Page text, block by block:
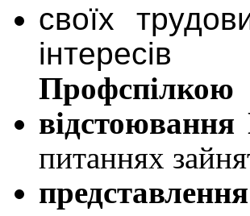
своїх
Профспілкою
питаннях